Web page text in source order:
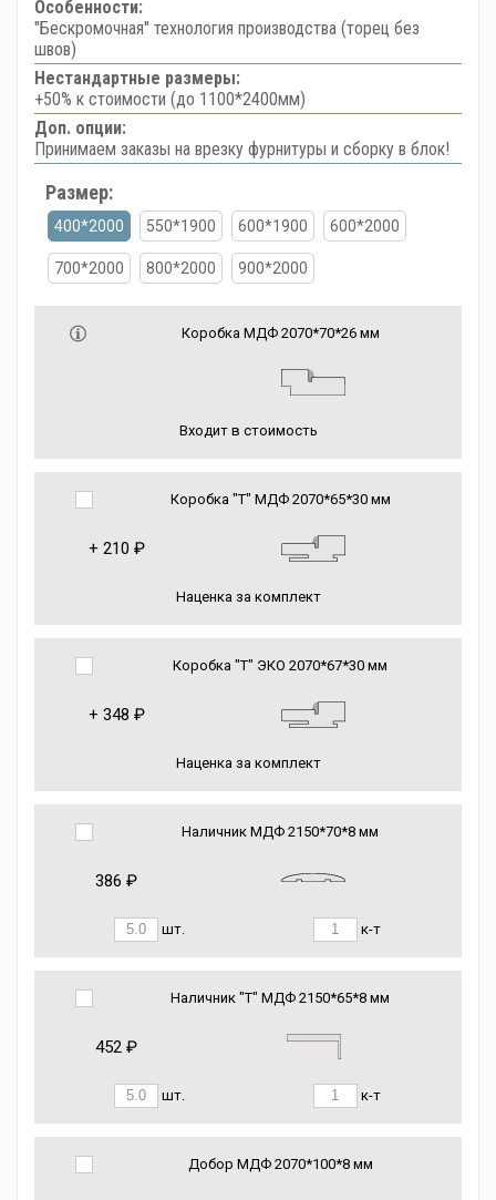
Особенности:
"Бескромочная" технология производства (торец без
швов)
Нестандартные размеры:
+50% к стоимости (до 1100*2400мм)
Доп. опции:
Принимаем заказы на врезку фурнитуры и сборку в блок!
Размер:
400*2000 550*1900 600*1900 600*2000
700*2000 800*2000 900*2000
Коробка МДФ 2070*70*26 мм
Входит в стоимость
Коробка "Т" МДФ 2070*65*30 мм
+ 210 ₽
Наценка за комплект
Коробка "Т" ЭКО 2070*67*30 мм
+ 348 ₽
Наценка за комплект
Наличник МДФ 2150*70*8 мм
386 ₽
шт. к-т
Наличник "Т" МДФ 2150*65*8 мм
452 ₽
шт. к-т
Добор МДФ 2070*100*8 мм